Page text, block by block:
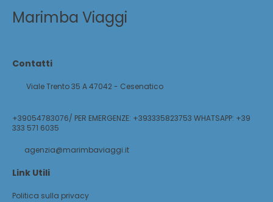
Marimba Viaggi
Contatti
Viale Trento 35 A 47042 - Cesenatico
+39054783076/ PER EMERGENZE: +393335823753 WHATSAPP: +39
333 571 6035
agenzia@marimbaviaggi.it
Link Utili
Politica sulla privacy